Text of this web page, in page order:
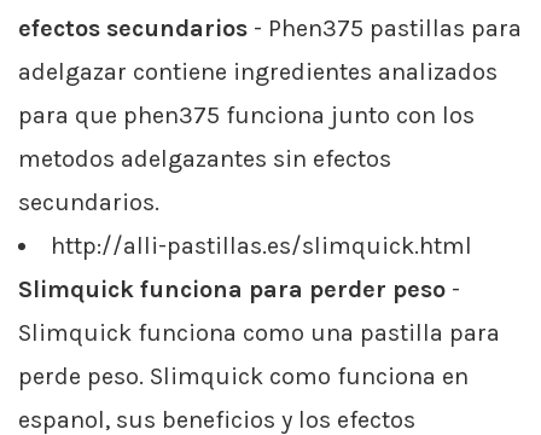
efectos secundarios - Phen375 pastillas para
adelgazar contiene ingredientes analizados
para que phen375 funciona junto con los
metodos adelgazantes sin efectos
secundarios.
http://alli-pastillas.es/slimquick.html
Slimquick funciona para perder peso -
Slimquick funciona como una pastilla para
perde peso. Slimquick como funciona en
espanol, sus beneficios y los efectos